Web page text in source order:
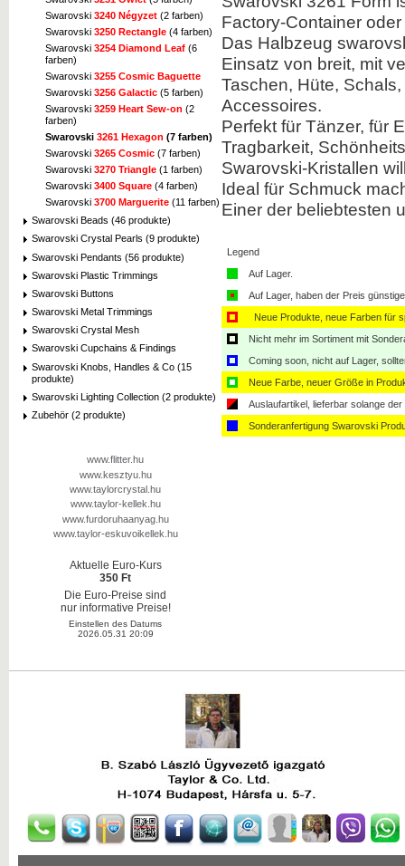
Swarovski 3240 Négyzet (2 farben)
Swarovski 3250 Rectangle (4 farben)
Swarovski 3254 Diamond Leaf (6
farben)
Swarovski 3255 Cosmic Baguette
Swarovski 3256 Galactic (5 farben)
Swarovski 3259 Heart Sew-on (2
farben)
Swarovski 3261 Hexagon (7 farben)
Swarovski 3265 Cosmic (7 farben)
Swarovski 3270 Triangle (1 farben)
Swarovski 3400 Square (4 farben)
Swarovski 3700 Marguerite (11 farben)
Swarovski Beads (46 produkte)
Swarovski Crystal Pearls (9 produkte)
Swarovski Pendants (56 produkte)
Swarovski Plastic Trimmings
Swarovski Buttons
Swarovski Metal Trimmings
Swarovski Crystal Mesh
Swarovski Cupchains & Findings
Swarovski Knobs, Handles & Co (15
produkte)
Swarovski Lighting Collection (2 produkte)
Zubehör (2 produkte)
www.flitter.hu
www.kesztyu.hu
www.taylorcrystal.hu
www.taylor-kellek.hu
www.furdoruhaanyag.hu
www.taylor-eskuvoikellek.hu
Aktuelle Euro-Kurs
350 Ft
Die Euro-Preise sind
nur informative Preise!
Einstellen des Datums
2026.05.31 20:09
Factory-Container
Das Halbzeug
Einsatz von breit, mit
Taschen, Hüte,
Accessoires.
Perfekt für Tänzer, für
Tragbarkeit,
Swarovski-Kristallen
Ideal für Schmuck
Einer der beliebtesten
Legend
Auf Lager.
Auf Lager, haben der Preis
Neue Produkte, neue Farben für
Nicht mehr im Sortiment mit
Coming soon, nicht auf Lager,
Neue Farbe, neuer Größe in
Auslaufartikel, lieferbar solange der
Sonderanfertigung Swarovski